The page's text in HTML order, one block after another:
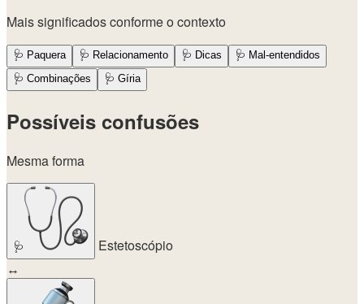
Mais significados conforme o contexto
🩺 Paquera 🩺 Relacionamento 🩺 Dicas 🩺 Mal-entendidos
🩺 Combinações 🩺 Gíria
Possíveis confusões
Mesma forma
🩺
Estetoscópio
↔